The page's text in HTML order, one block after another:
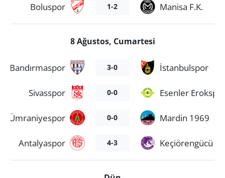
Boluspor 1-2 Manisa F.K.
8 Ağustos, Cumartesi
Bandırmaspor 3-0 İstanbulspor
Sivasspor 0-0 Esenler
Ümraniyespor 0-0 Mardin 1969
Antalyaspor 4-3 Keçiörengücü